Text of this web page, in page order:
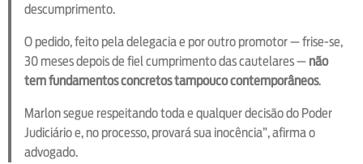
descumprimento.
O pedido, feito pela delegacia e por outro promotor — frise-se,
30 meses depois de fiel cumprimento das cautelares — não
tem fundamentos concretos tampouco contemporâneos.
Marlon segue respeitando toda e qualquer decisão do Poder
Judiciário e, no processo, provará sua inocência”, afirma o
advogado.